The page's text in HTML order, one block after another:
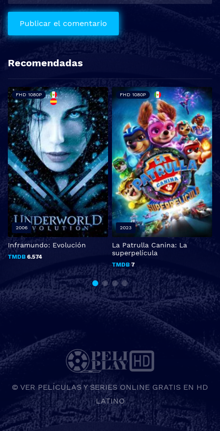
Recomendadas
Inframundo: Evolución
TMDB 6.574
FHD 1080P
2006
La Patrulla Canina: La
superpelícula
TMDB7
FHD 1080P
2023
© VER PELÍCULAS Y SERIES ONLINE GRATIS EN HD
LATINO